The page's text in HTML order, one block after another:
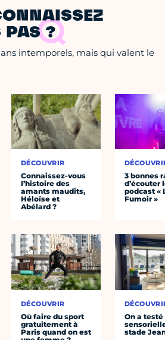
PAS ?
intemporels, mais qui valent le
DÉCOUVRIR
Connaissez-vous
l’histoire des
amants maudits,
Héloïse et
Abélard ?
DÉCOUVRIR
Où faire du sport
gratuitement à
Paris quand on est
3 bonnes
d’écouter
podcast «
Fumoir »
On a
stade